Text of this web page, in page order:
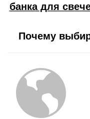
банка для
Почему